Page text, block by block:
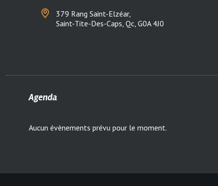
379 Rang Saint-Elzéar,
Saint-Tite-Des-Caps, Qc, G0A 4J0
Agenda
Aucun évènements prévu pour le moment.